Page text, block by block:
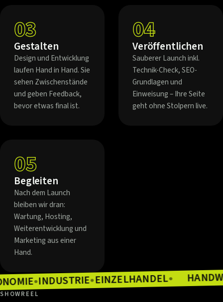
03
Gestalten
Design und Entwicklung
laufen Hand in Hand. Sie
sehen Zwischenstände
und geben Feedback,
bevor etwas final ist.
04
Veröffentlichen
Sauberer Launch inkl.
Technik-Check, SEO-
Grundlagen und
Einweisung – Ihre Seite
geht ohne Stolpern live.
05
Begleiten
Nach dem Launch
bleiben wir dran:
Wartung, Hosting,
Weiterentwicklung und
Marketing aus einer
Hand.
●INDUSTRIE●EINZELHANDEL●
SHOWREEL